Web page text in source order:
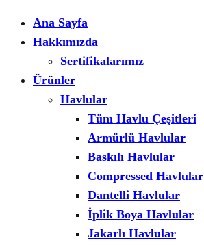
Ana Sayfa
Hakkımızda
Sertifikalarımız
Ürünler
Havlular
Tüm Havlu Çeşitleri
Armürlü Havlular
Baskılı Havlular
Compressed Havlular
Dantelli Havlular
İplik Boya Havlular
Jakarlı Havlular